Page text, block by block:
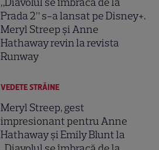
Prada 2” s-a lansat pe Disney+.
Meryl Streep și Anne
Hathaway revin la revista
Runway
VEDETE STRĂINE
Meryl Streep, gest
impresionant pentru Anne
Hathaway și Emily Blunt la